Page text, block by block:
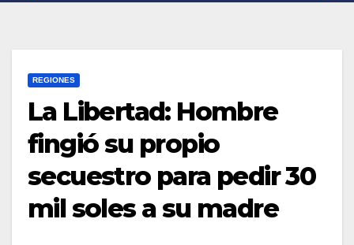
REGIONES
La Libertad: Hombre
fingió su propio
secuestro para pedir 30
mil soles a su madre